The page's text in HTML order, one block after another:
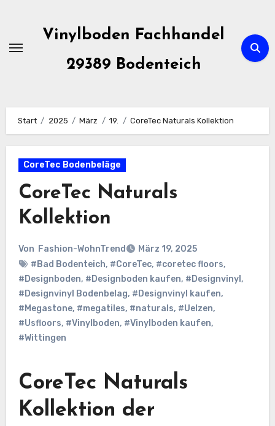
springen
Vinylboden Fachhandel
29389 Bodenteich
Start 2025 März 19. CoreTec Naturals Kollektion
CoreTec Bodenbeläge
CoreTec Naturals
Kollektion
Von Fashion-WohnTrend
März 19, 2025
#Bad Bodenteich, #CoreTec, #coretec floors,
#Designboden, #Designboden kaufen, #Designvinyl ,
#Designvinyl Bodenbelag, #Designvinyl kaufen,
#Megastone, #megatiles, #naturals, #Uelzen,
#Usfloors, #Vinylboden, #Vinylboden kaufen,
#Wittingen
CoreTec Naturals
Kollektion der